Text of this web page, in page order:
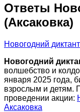
Ответы
(Аксаковка)
Новогодний диктант
Новогодний
волшебство и
января 2025 года,
взрослым и детям.
проведении акции:
Аксаковка